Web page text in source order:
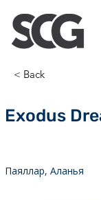
< Back
Exodus
Паяллар, Аланья